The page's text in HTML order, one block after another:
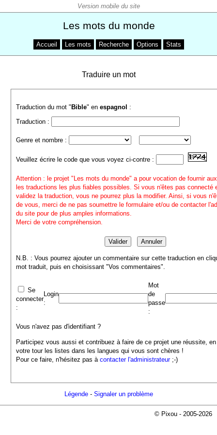
Les mots du monde
Accueil Les mots Recherche Options Stats
Traduire un mot
Traduction du mot " Bible" enespagnol :
Traduction :
Genre et nombre :
Veuillez écrire le code que vous voyez ci-contre :
Attention : le projet "Les mots du monde" a pour vocation de fournir
les traductions les plus fiables possibles. Si vous n'êtes pas connecté
validez la traduction, vous ne pourrez plus la modifier. Ainsi, si vous
de vous, merci de ne pas soumettre le formulaire et/ou de contacter
du site pour de plus amples informations.
Merci de votre compréhension.
N.B. : Vous pourrez ajouter un commentaire sur cette traduction en
mot traduit, puis en choisissant "Vos commentaires".
Se
connecter
:
Login
:
Mot
de
passe
:
Vous n'avez pas d'identifiant ?
Participez vous aussi et contribuez à faire de ce projet une réussite,
votre tour les listes dans les langues qui vous sont chères !
Pour ce faire, n'hésitez pas àcontacter l'administrateur;-)
Légende- Signaler un problème
© Pixou - 2005-2026